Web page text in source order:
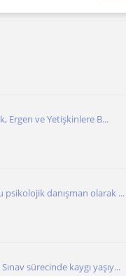
Ergen ve Yetişkinlere B...
psikolojik danışman olarak ...
sürecinde kaygı yaşıy...